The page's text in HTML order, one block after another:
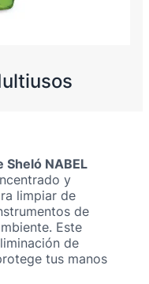
NABEL
y
limpiar de
de
Este
de
tus manos